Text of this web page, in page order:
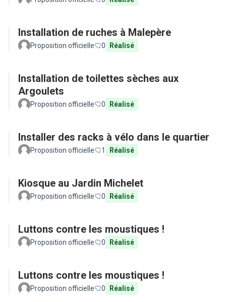
Installation de ruches à Malepère
Proposition officielle 0 Réalisé
Installation de toilettes sèches aux
Argoulets
Proposition officielle 0 Réalisé
Installer des racks à vélo dans le quartier
Proposition officielle 1 Réalisé
Kiosque au Jardin Michelet
Proposition officielle 0 Réalisé
Luttons contre les moustiques !
Proposition officielle 0 Réalisé
Luttons contre les moustiques !
Proposition officielle 0 Réalisé